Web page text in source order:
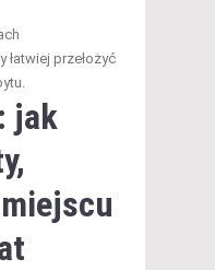
przełożyć
jak